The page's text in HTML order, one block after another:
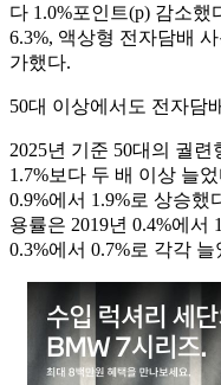
다 1.0%포인트(p) 감소
6.3%, 액상형 전자담배
가했다.
50대 이상에서도 전자담
2025년 기준 50대의 궐련
1.7%보다 두 배 이상 늘
0.9%에서 1.9%로 상승
용률은 2019년 0.4%에서
0.3%에서 0.7%로 각각 늘